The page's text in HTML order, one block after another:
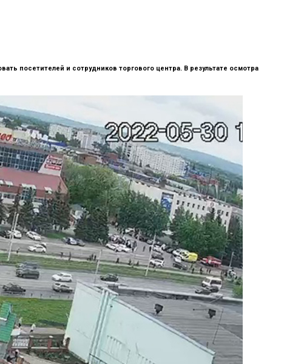
посетителей и сотрудников торгового центра. В результате осмотра